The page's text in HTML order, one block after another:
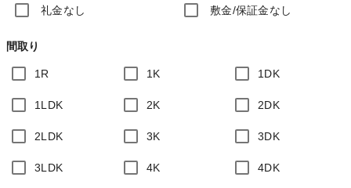
礼金なし 敷金/保証金なし
間取り
1R 1K 1DK
1LDK 2K 2DK
2LDK 3K 3DK
3LDK 4K 4DK